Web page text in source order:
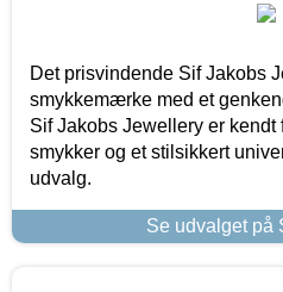
Det prisvindende Sif Jakobs
smykkemærke med et
Sif Jakobs Jewellery er
smykker og et stilsikkert
udvalg.
Se udvalget på